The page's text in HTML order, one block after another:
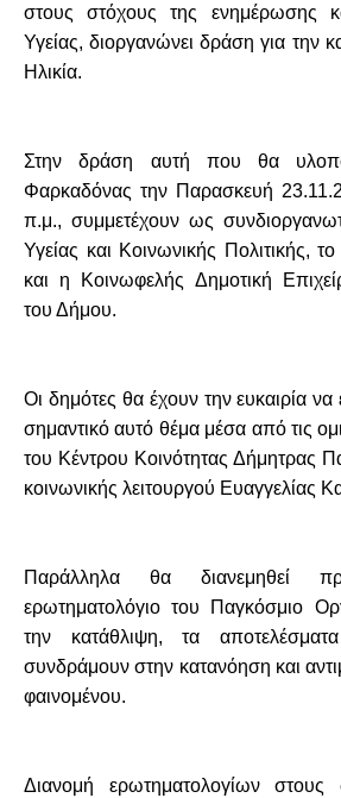
στους στόχους της ενημέρωσης
Υγείας, διοργανώνει δράση για την
Ηλικία.
Στην δράση αυτή που θα
Φαρκαδόνας την Παρασκευή
π.μ., συμμετέχουν ως
Υγείας και Κοινωνικής Πολιτικής,
και η Κοινωφελής Δημοτική
του Δήμου.
Οι δημότες θα έχουν την ευκαιρία
σημαντικό αυτό θέμα μέσα από τις
του Κέντρου Κοινότητας Δήμητρας
κοινωνικής λειτουργού Ευαγγελίας
Παράλληλα θα διανεμηθεί
ερωτηματολόγιο του Παγκόσμιο
την κατάθλιψη, τα
συνδράμουν στην κατανόηση και
φαινομένου.
Διανομή ερωτηματολογίων στους